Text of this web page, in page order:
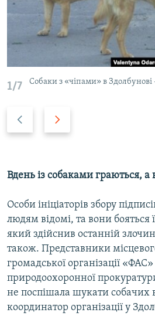
1/7 Cобаки з «чіпами» в Здолбунові
д
е
Вдень із собаками граються, а
Особи ініціаторів збору
людям відомі, та вони бояться
який здійснив останній
також. Представники
громадської організації
природоохоронної
не поспішала шукати собачих
координатор організації у